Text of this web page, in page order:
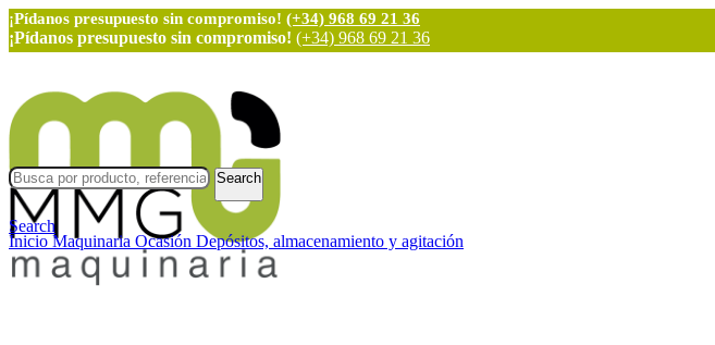
¡Pídanos presupuesto sin compromiso! (+34) 968 69 21 36
¡Pídanos presupuesto sin compromiso! (+34) 968 69 21 36
Search
Search
Inicio Maquinaria Ocasión Depósitos, almacenamiento y agitación